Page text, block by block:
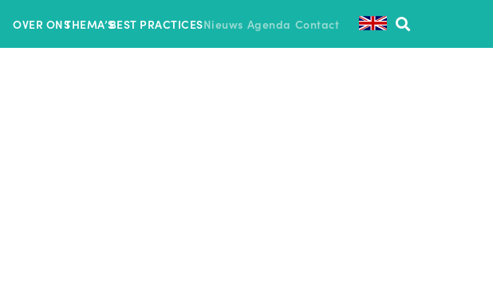
OVER ONSTHEMA’SBEST PRACTICESNieuws Agenda Contact